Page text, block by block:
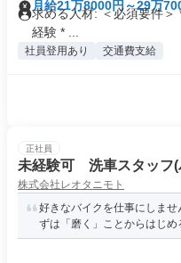
月給21万8000円～29万
求める人材: ＜必須要件＞
経験 * ...
社員登用あり 交通費支給
正社員
未経験可 洗車スタッフ(
株式会社レオタニモト
好きなバイクを仕事にしま
ずは「磨く」ことからはじめ